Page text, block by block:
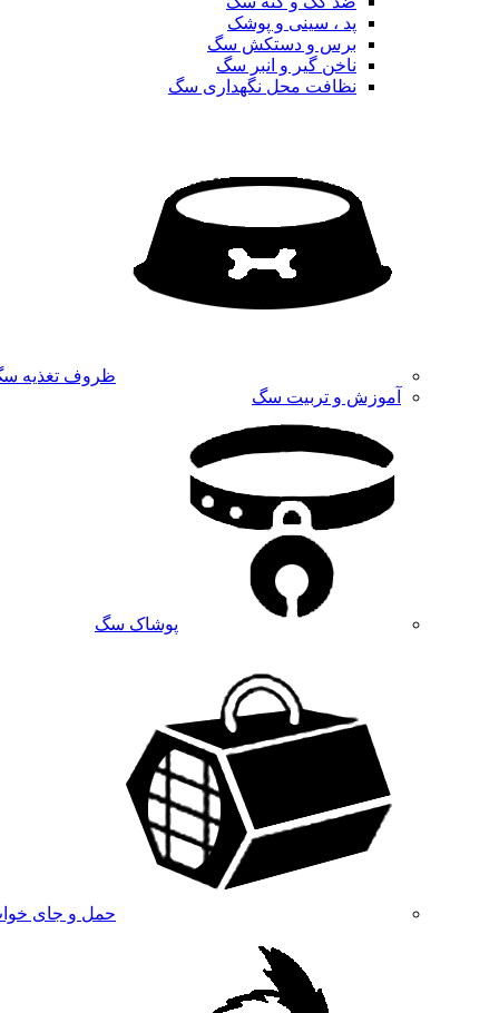
پد ، سینی و پوشک
برس و دستکش سگ
ناخن گیر و انبر سگ
نظافت محل نگهداری سگ
ظروف تغذیه
آموزش و تربیت سگ
پوشاک سگ
حمل و جای